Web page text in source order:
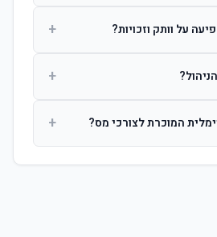
לאחר 6 שנים ניתן למשוך פטור ממס עד לתקרה
על וותק וזכויות? +
מיום ההפקדה הראשונה.
+
המוכרת לצורכי מס? +